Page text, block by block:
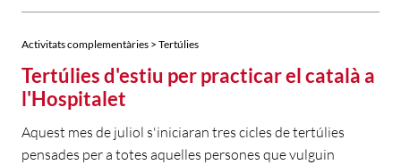
Activitats complementàries > Tertúlies
Tertúlies d'estiu per practicar el català a
l'Hospitalet
Aquest mes de juliol s'iniciaran tres cicles de tertúlies
pensades per a totes aquelles persones que vulguin